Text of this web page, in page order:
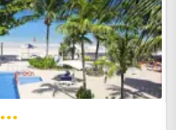
●●●